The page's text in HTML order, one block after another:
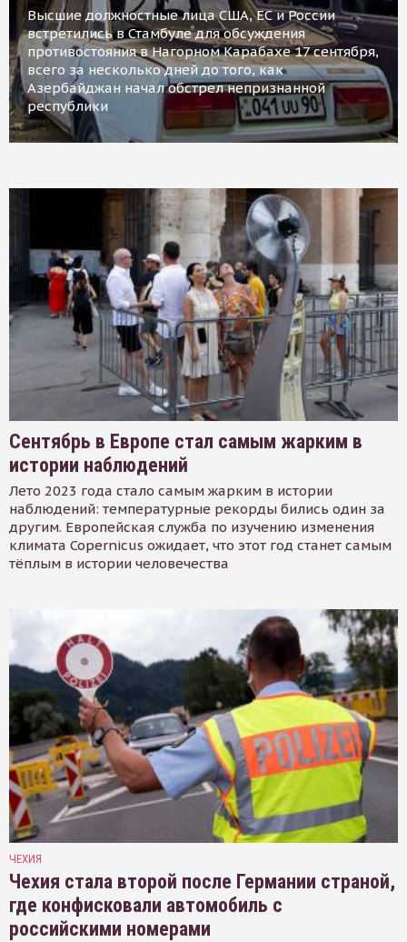
Высшие должностные лица США, ЕС и России
встретились в Стамбуле для обсуждения
противостояния в Нагорном Карабахе 17 сентября,
всего за несколько дней до того, как
Азербайджан начал обстрел непризнанной
республики
Сентябрь в Европе стал самым жарким в
истории наблюдений
Лето 2023 года стало самым жарким в истории
наблюдений: температурные рекорды бились один за
другим. Европейская служба по изучению изменения
климата Copernicus ожидает, что этот год станет самым
тёплым в истории человечества
ЧЕХИЯ
Чехия стала второй после Германии страной,
где конфисковали автомобиль с
российскими номерами